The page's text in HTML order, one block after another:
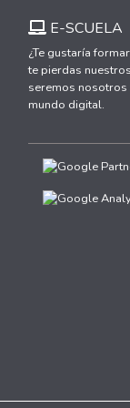
E-SCUELA
¿Te gustaría
te pierdas
seremos
mundo digital.